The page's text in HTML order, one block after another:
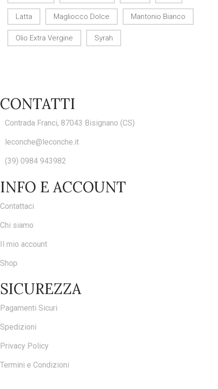
Latta Magliocco Dolce Mantonio Bianco
Olio Extra Vergine Syrah
CONTATTI
Contrada Franci, 87043 Bisignano (CS)
leconche@leconche.it
(39) 0984 943982
INFO E ACCOUNT
Contattaci
Chi siamo
Il mio account
Shop
SICUREZZA
Pagamenti Sicuri
Spedizioni
Privacy Policy
Termini e Condizioni